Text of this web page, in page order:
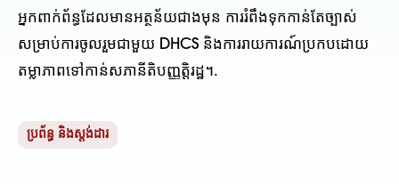
អ្នកពាក់ព័ន្ធដែលមានអត្ថន័យជាងមុន ការរំពឹងទុកកាន់តែច្បាស់
សម្រាប់ការចូលរួមជាមួយ DHCS និងការរាយការណ៍ប្រកបដោយ
តម្លាភាពទៅកាន់សភានីតិបញ្ញត្តិរដ្ឋ។.
ប្រព័ន្ធ និងស្តង់ដារ